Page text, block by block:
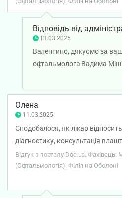
Відповідь від
13.03.2025
Валентино, дякуємо за ваш
офтальмолога Вадима
Олена
11.03.2025
Сподобалося, як лікар
діагностику, консультація
відсотків.
Відгук з порталу Doc.ua.
(Офтальмологія). Філія на Оболоні